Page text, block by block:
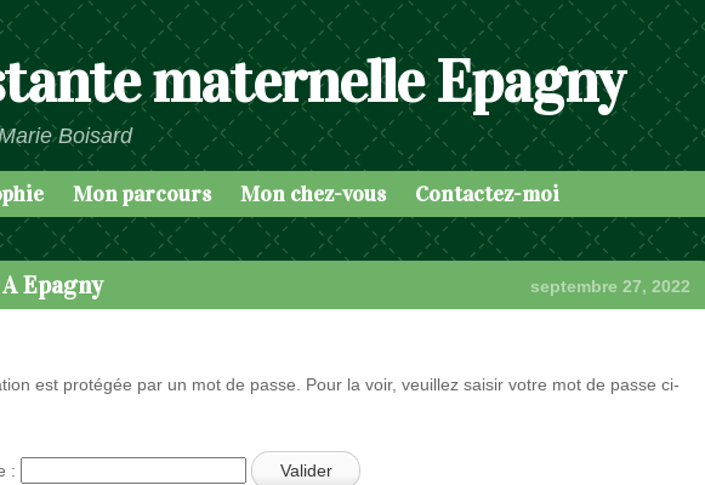
maternelle Epagny
Boisard
Mon parcours Mon chez-vous Contactez-moi
Epagny septembre 27, 2022
est protégée par un mot de passe. Pour la voir, veuillez saisir votre mot de passe ci-
: